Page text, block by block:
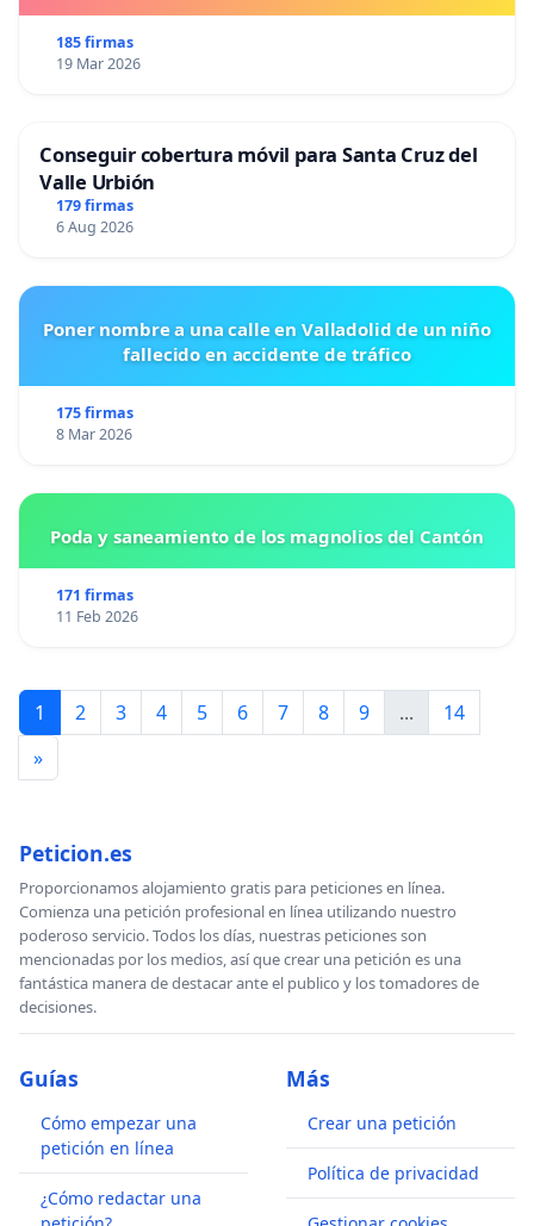
185 firmas
19 Mar 2026
Conseguir cobertura móvil para Santa Cruz del
Valle Urbión
179 firmas
6 Aug 2026
Poner nombre a una calle en Valladolid de un niño
fallecido en accidente de tráfico
175 firmas
8 Mar 2026
Poda y saneamiento de los magnolios del Cantón
171 firmas
11 Feb 2026
1 2 3 4 5 6 7 8 9 ...
14
»
Peticion.es
Proporcionamos alojamiento gratis para peticiones en línea.
Comienza una petición profesional en línea utilizando nuestro
poderoso servicio. Todos los días, nuestras peticiones son
mencionadas por los medios, así que crear una petición es una
fantástica manera de destacar ante el publico y los tomadores de
decisiones.
Guías
Cómo empezar una
petición en línea
¿Cómo redactar una
Más
Crear una petición
Política de privacidad